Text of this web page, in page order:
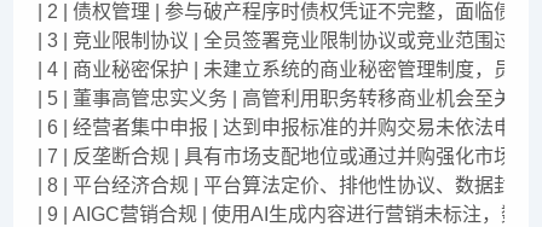
| 2 | 债权管理 | 参与破产程序时债权凭证不完整，面临
| 3 | 竞业限制协议 | 全员签署竞业限制协议或竞业范围
| 4 | 商业秘密保护 | 未建立系统的商业秘密管理制度，
| 5 | 董事高管忠实义务 | 高管利用职务转移商业机会至
| 6 | 经营者集中申报 | 达到申报标准的并购交易未依法
| 7 | 反垄断合规 | 具有市场支配地位或通过并购强化市
| 8 | 平台经济合规 | 平台算法定价、排他性协议、数据
| 9 | AIGC营销合规 | 使用AI生成内容进行营销未标注，